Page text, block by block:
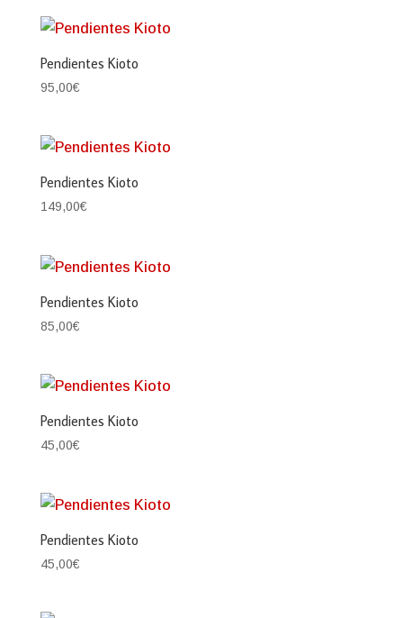
Pendientes Kioto
95,00€
Pendientes Kioto
149,00€
Pendientes Kioto
85,00€
Pendientes Kioto
45,00€
Pendientes Kioto
45,00€